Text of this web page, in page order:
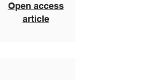
Open access
article